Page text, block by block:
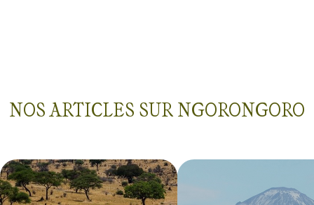
LODGE NOUS A
ORIENTALE-
COMPRIS AU
NOS ARTICLES SUR NGORONGORO